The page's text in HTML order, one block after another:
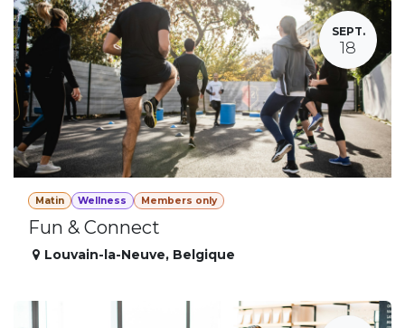
SEPT.
18
Matin Wellness Members only
Fun & Connect
Louvain-la-Neuve, Belgique